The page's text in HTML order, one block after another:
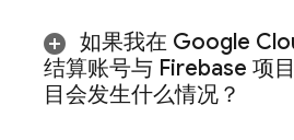
如果我在 Google
结算账号与 Firebase 项
目会发生什么情况？